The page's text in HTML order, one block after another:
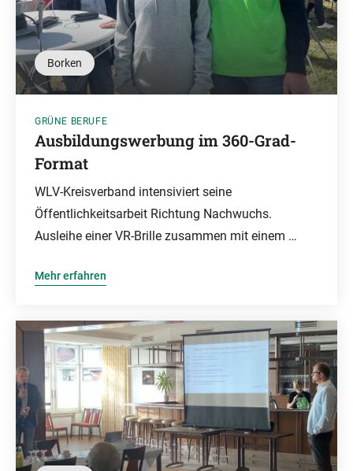
Borken
GRÜNE BERUFE
Ausbildungswerbung im 360-Grad-
Format
WLV-Kreisverband intensiviert seine
Öffentlichkeitsarbeit Richtung Nachwuchs.
Ausleihe einer VR-Brille zusammen mit einem …
Mehr erfahren